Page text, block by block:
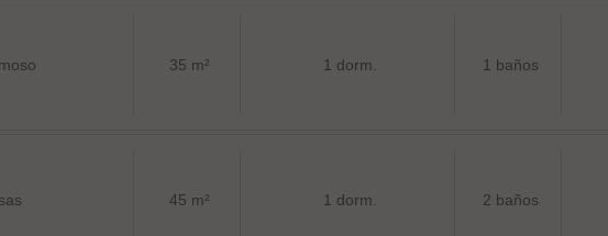
35 m² 1 dorm. 1 baños
45 m² 1 dorm. 2 baños